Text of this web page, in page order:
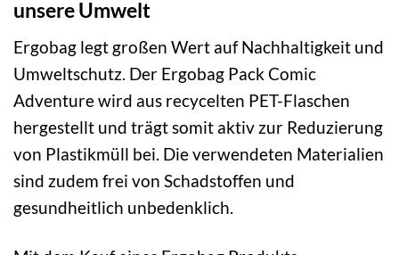
unsere Umwelt
Ergobag legt großen Wert auf Nachhaltigkeit und
Umweltschutz. Der Ergobag Pack Comic
Adventure wird aus recycelten PET-Flaschen
hergestellt und trägt somit aktiv zur Reduzierung
von Plastikmüll bei. Die verwendeten Materialien
sind zudem frei von Schadstoffen und
gesundheitlich unbedenklich.